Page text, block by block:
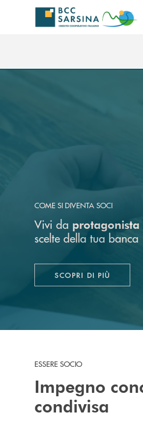
Salta al contenuto principale
COME SI DIVENTA SOCI
Vivi da protagonista
scelte della tua banca
SCOPRI DI PIÙ
ESSERE SOCIO
Impegno
condivisa